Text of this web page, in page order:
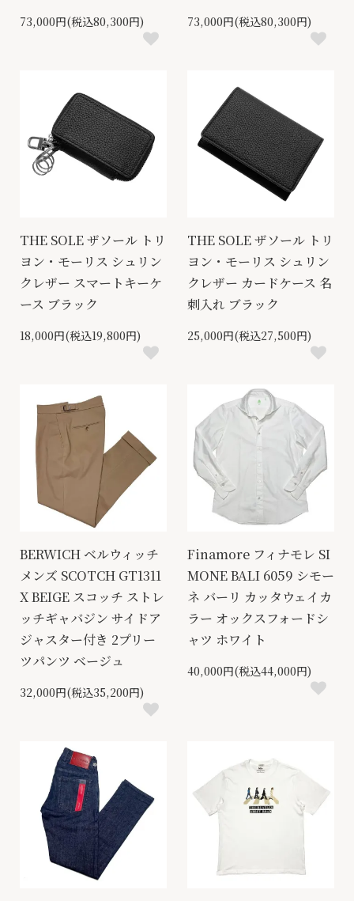
73,000円(税込80,300円) 73,000円(税込80,300円)
THE SOLE ザソール トリ
ヨン・モーリス シュリン
クレザー スマートキーケ
ース ブラック
18,000円(税込19,800円)
THE SOLE ザソール トリ
ヨン・モーリス シュリン
クレザー カードケース 名
刺入れ ブラック
25,000円(税込27,500円)
BERWICH ベルウィッチ
メンズ SCOTCH GT1311
X BEIGE スコッチ ストレ
ッチギャバジン サイドア
ジャスター付き 2プリー
ツパンツ ベージュ
32,000円(税込35,200円)
Finamore フィナモレ SI
MONE BALI 6059 シモー
ネ バーリ カッタウェイカ
ラー オックスフォードシ
ャツ ホワイト
40,000円(税込44,000円)